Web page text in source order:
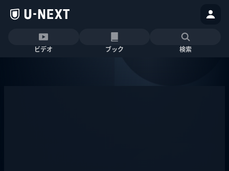
ビデオ ブック 検索